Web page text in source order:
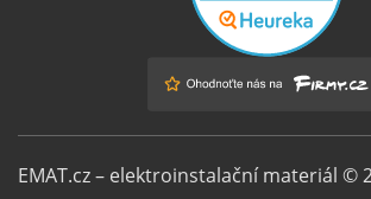
EMAT.cz – elektroinstalační materiál ©